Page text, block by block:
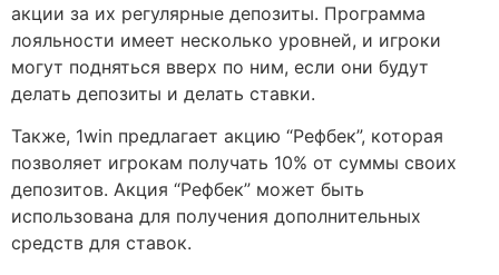
акции за их регулярные депозиты. Программа
лояльности имеет несколько уровней, и игроки
могут подняться вверх по ним, если они будут
делать депозиты и делать ставки.
Также, 1win предлагает акцию “Рефбек”, которая
позволяет игрокам получать 10% от суммы своих
депозитов. Акция “Рефбек” может быть
использована для получения дополнительных
средств для ставок.